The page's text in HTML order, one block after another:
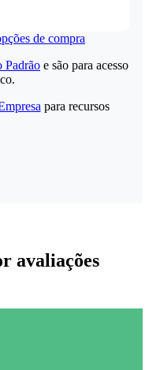
de compra
Padrão e são para acesso
para recursos
avaliações